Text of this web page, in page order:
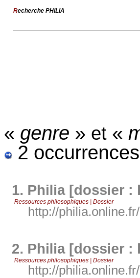
Recherche PHILIA
« genre » et «
2
1. Philia [dossier :
Ressources philosophiques | Dossier
http://philia.online.fr/
2. Philia [dossier :
Ressources philosophiques | Dossier
http://philia.online.fr/